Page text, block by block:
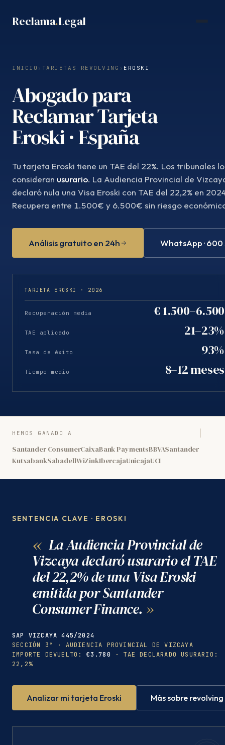
Reclama.Legal
INICIO › TARJETAS REVOLVING › EROSKI
Abogado para
Reclamar Tarjeta
Eroski · España
Tu tarjeta Eroski tiene un TAE del 22%. Los tribunales lo
consideran usurario. La Audiencia Provincial de
declaró nula una Visa Eroski con TAE del 22,2% en
Recupera entre 1.500€ y 6.500€ sin riesgo
Análisis gratuito en 24h WhatsApp ·
TARJETA EROSKI · 2026
Recuperación media € 1.500–6.500
TAE aplicado 21–23%
Tasa de éxito 93%
Tiempo medio 8–12 meses
HEMOS GANADO A
Santander ConsumerCaixaBank PaymentsBBVASantander
KutxabankSabadellWiZinkIbercajaUnicajaUCI
SENTENCIA CLAVE · EROSKI
La Audiencia Provincial de
Vizcaya declaró usurario el TAE
del 22,2% de una Visa Eroski
emitida por Santander
Consumer Finance.
SAP VIZCAYA 445/2024
SECCIÓN 3ª · AUDIENCIA PROVINCIAL DE VIZCAYA
IMPORTE DEVUELTO:€3.780
· TAE DECLARADO USURARIO:
22,2%
Analizar mi tarjeta Eroski Más sobre revolving